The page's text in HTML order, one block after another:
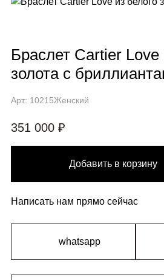
Браслет Cartier Love
золота с
Арт: 10215Женский
351 000 ₽
Добавить в корзину
Написать нам прямо сейчас
whatsapp